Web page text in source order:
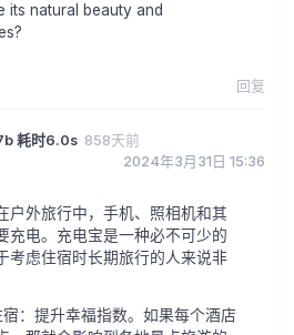
its natural beauty and
回复
耗时6.0s 858天前
2024年3月31日 15:36
户外旅行中，手机、照相机和其
充电。充电宝是一种必不可少的
考虑住宿时长期旅行的人来说非
：提升幸福指数。如果每个酒店